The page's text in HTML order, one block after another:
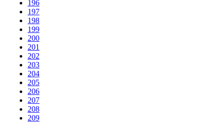
196
197
198
199
200
201
202
203
204
205
206
207
208
209